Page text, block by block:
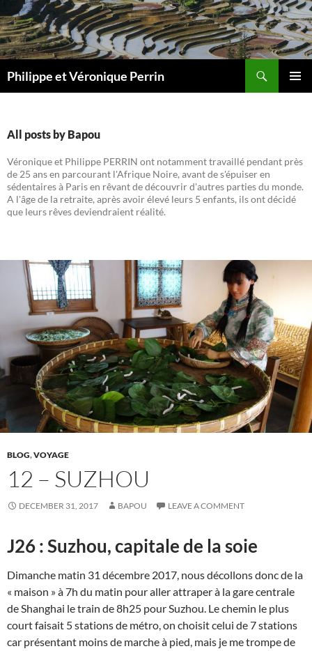
to
content
Philippe et Véronique Perrin
All posts by Bapou
Véronique et Philippe PERRIN ont notamment travaillé pendant près
de 25 ans en parcourant l'Afrique Noire, avant de s'épuiser en
sédentaires à Paris en rêvant de découvrir d'autres parties du monde.
A l'âge de la retraite, après avoir élevé leurs 5 enfants, ils ont décidé
que leurs rêves deviendraient réalité.
BLOG,VOYAGE
12 – SUZHOU
DECEMBER 31, 2017 BAPOU LEAVE A COMMENT
J26 : Suzhou, capitale de la soie
Dimanche matin 31 décembre 2017, nous décollons donc de la
« maison » à 7h du matin pour aller attraper à la gare centrale
de Shanghai le train de 8h25 pour Suzhou. Le chemin le plus
court faisait 5 stations de métro, on choisit celui de 7 stations
car présentant moins de marche à pied, mais je me trompe de